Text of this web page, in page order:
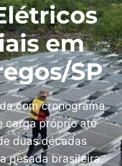
em
SP
com cronograma
carga próprio até
duas décadas
pesada brasileira.